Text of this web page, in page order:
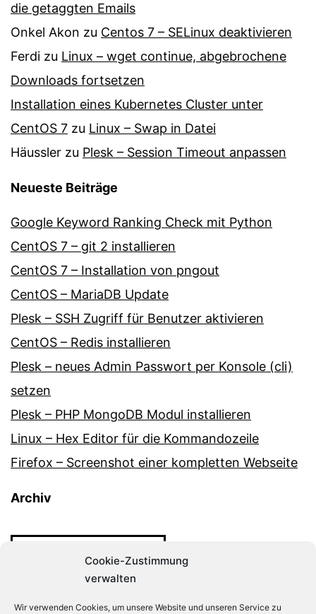
Cookie-Zustimmung
verwalten
Wir verwenden Cookies, um unsere Website und unseren Service zu
die getaggten Emails
Onkel Akon zu Centos 7 – SELinux de­ak­ti­vie­ren
Ferdi zu Linux – wget continue, abgebrochene
Downloads fortsetzen
Installation eines Kubernetes Cluster unter
CentOS 7 zu Linux – Swap in Datei
Häussler zu Plesk – Session Timeout anpassen
Neueste Beiträge
Google Keyword Ranking Check mit Python
CentOS 7 – git 2 installieren
CentOS 7 – Installation von pngout
CentOS – MariaDB Update
Plesk – SSH Zugriff für Benutzer aktivieren
CentOS – Redis installieren
Plesk – neues Admin Passwort per Konsole (cli)
setzen
Plesk – PHP MongoDB Modul installieren
Linux – Hex Editor für die Kommandozeile
Firefox – Screenshot einer kompletten Webseite
Archiv